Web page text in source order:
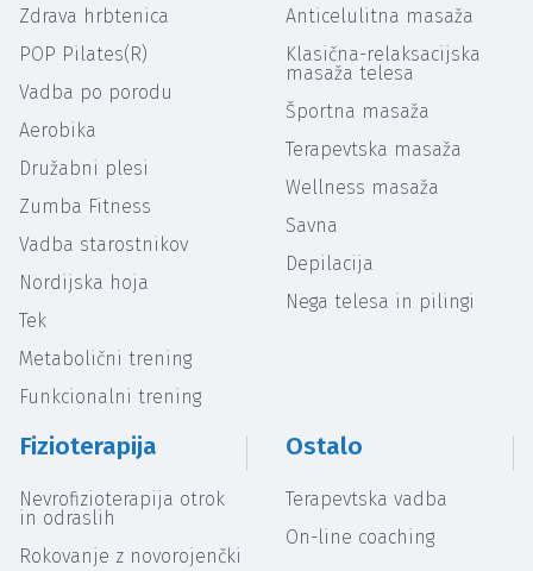
Zdrava hrbtenica
POP Pilates(R)
Vadba po porodu
Aerobika
Družabni plesi
Zumba Fitness
Vadba starostnikov
Nordijska hoja
Tek
Metabolični trening
Funkcionalni trening
Anticelulitna masaža
Klasična-relaksacijska
masaža telesa
Športna masaža
Terapevtska masaža
Wellness masaža
Savna
Depilacija
Nega telesa in pilingi
Fizioterapija
Nevrofizioterapija otrok
in odraslih
Rokovanje z novorojenčki
Ostalo
Terapevtska vadba
On-line coaching